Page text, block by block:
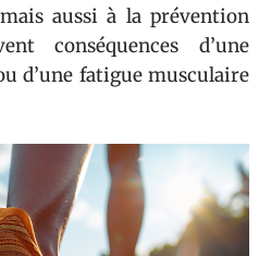
aussi à la prévention
conséquences d’une
d’une fatigue musculaire